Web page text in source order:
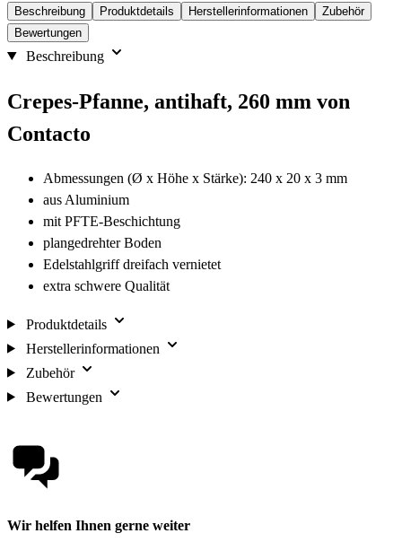
Beschreibung Produktdetails Herstellerinformationen
Zubehör
Bewertungen
Beschreibung
Crepes-Pfanne, antihaft, 260 mm von
Contacto
Abmessungen (Ø x Höhe x Stärke): 240 x 20 x 3 mm
aus Aluminium
mit PFTE-Beschichtung
plangedrehter Boden
Edelstahlgriff dreifach vernietet
extra schwere Qualität
Produktdetails
Herstellerinformationen
Zubehör
Bewertungen
Wir helfen Ihnen gerne weiter